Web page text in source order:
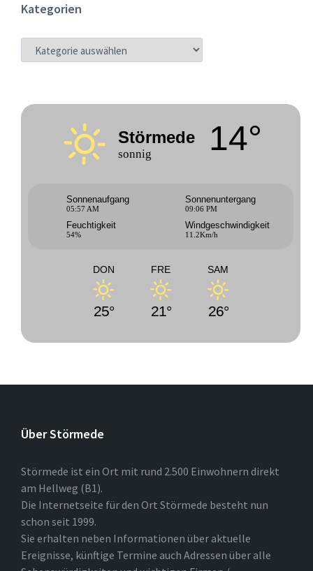
Kategorien
KATEGORIEN
Störmede
sonnig 14°
Sonnenaufgang
05:57 AM
Sonnenuntergang
09:06 PM
Feuchtigkeit
54%
Windgeschwindigkeit
11.2Km/h
DON
25°
FRE
21°
SAM
26°
Über Störmede
Störmede ist ein Ort mit rund 2.500 Einwohnern direkt
am Hellweg (B1).
Die Internetseite für den Ort Störmede besteht nun
schon seit 1999.
Sie erhalten neben Informationen über aktuelle
Ereignisse, künftige Termine auch Adressen über alle